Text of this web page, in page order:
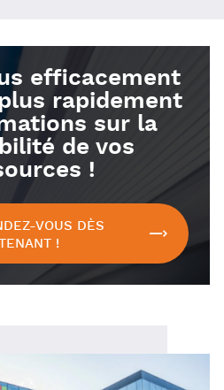
efficacement
rapidement
sur la
de vos
!
VOUS DÈS
!